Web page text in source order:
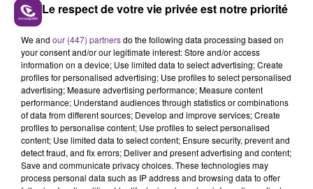
LE MAGASIN JOUÉCLUB DE REIMS FERME
SES PORTES
C'était l'une des institutions du centre-ville
rémois. Le magasin JouéClub est contraint de
fermer ses portes.
TITRES DIFFUSÉS
17h53
17h53 17h47
17h47
Le respect de votre vie privée est notre priorité
We and our (447) partnersdo the following data processing based on
your consent and/or our legitimate interest: Store and/or access
information on a device; Use limited data to select advertising; Create
profiles for personalised advertising; Use profiles to select personalised
advertising; Measure advertising performance; Measure content
performance; Understand audiences through statistics or combinations
of data from different sources; Develop and improve services; Create
profiles to personalise content; Use profiles to select personalised
content; Use limited data to select content; Ensure security, prevent and
detect fraud, and fix errors; Deliver and present advertising and content;
Save and communicate privacy choices. These technologies may
process personal data such as IP address and browsing data to offer